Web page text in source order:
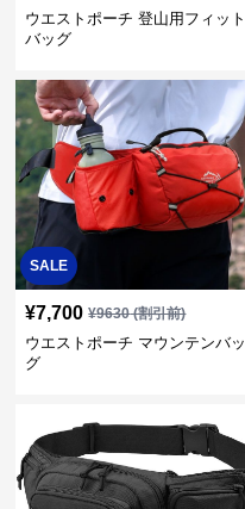
ウエストポーチ 登山用フィット
バッグ
SALE
¥7,700 ¥9630(割引前)
ウエストポーチ マウンテンバッ
グ